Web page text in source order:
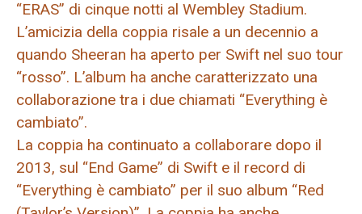
“ERAS” di cinque notti al Wembley Stadium.
L’amicizia della coppia risale a un decennio a
quando Sheeran ha aperto per Swift nel suo tour
“rosso”. L’album ha anche caratterizzato una
collaborazione tra i due chiamati “Everything è
cambiato”.
La coppia ha continuato a collaborare dopo il
2013, sul “End Game” di Swift e il record di
“Everything è cambiato” per il suo album “Red